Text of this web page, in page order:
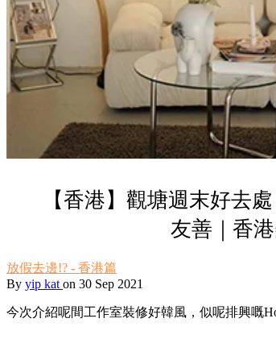
【香港】觀塘週末好去
友善｜香
放假去邊!? - 香港篇
By yip kat on 30 Sep 2021
今次介紹呢間工作室裝修好韓風，似呢排興嘅